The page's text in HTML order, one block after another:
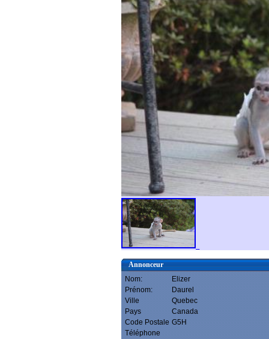
Annonceur
Nom:
Elizer
Prénom:
Daurel
Ville
Quebec
Pays
Canada
Code Postale G5H
Téléphone